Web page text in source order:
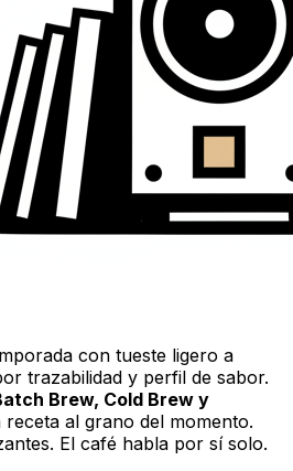
con tueste ligero a
trazabilidad y perfil de sabor.
Brew, Cold Brew y
receta al grano del momento.
El café habla por sí solo.